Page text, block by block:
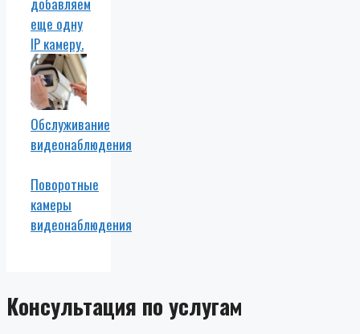
еще одну
IP камеру.
Обслуживание
видеонаблюдения
Поворотные
камеры
видеонаблюдения
Консультация по услугам